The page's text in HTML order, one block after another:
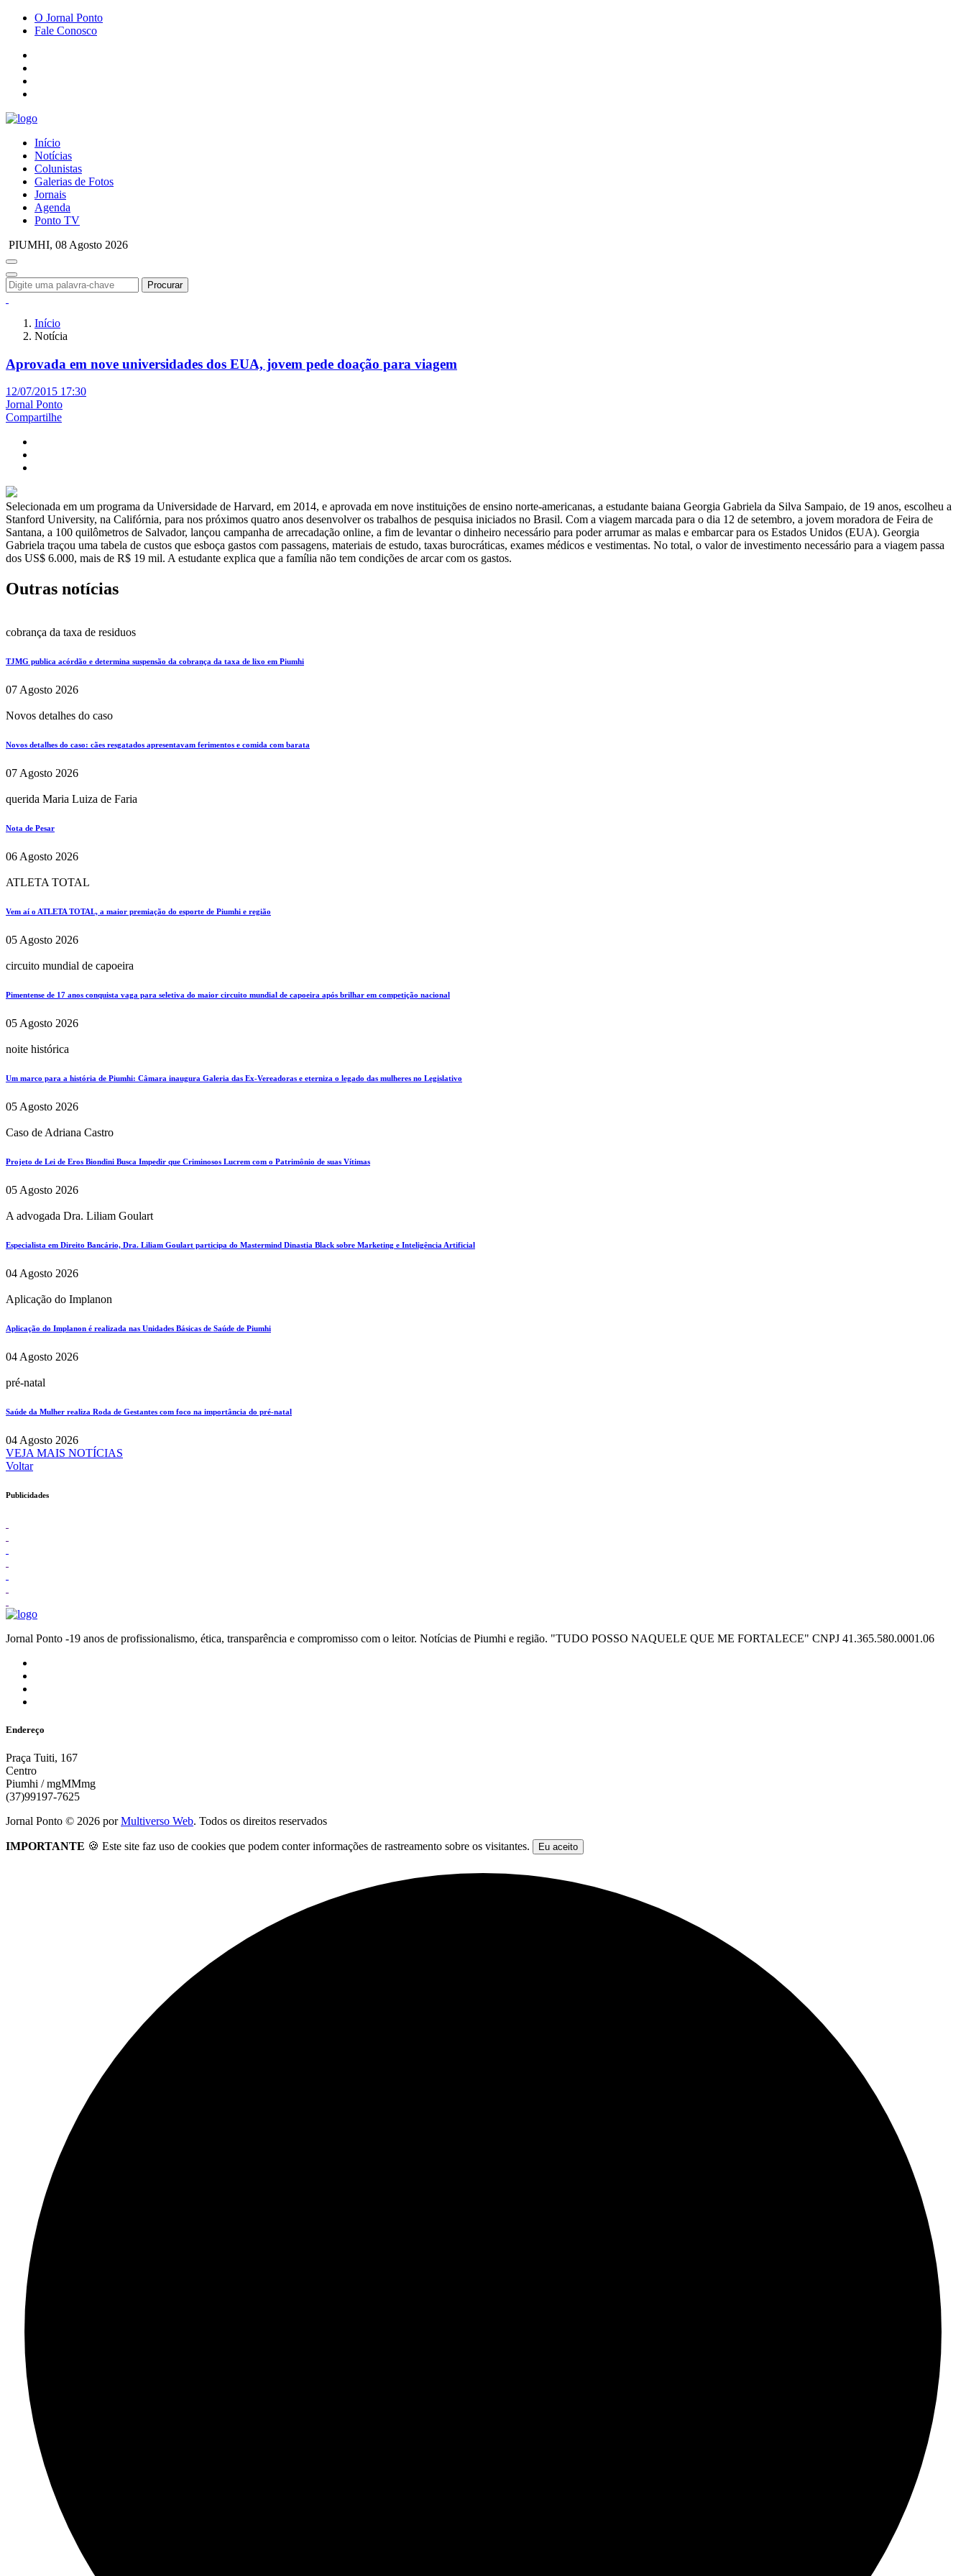
O Jornal Ponto
Fale Conosco
Início
Notícias
Colunistas
Galerias de Fotos
Jornais
Agenda
Ponto TV
PIUMHI, 08 Agosto 2026
Procurar
Início
Notícia
Aprovada em nove universidades dos EUA, jovem pede doação para viagem
12/07/2015 17:30
Jornal Ponto
Compartilhe
Selecionada em um programa da Universidade de Harvard, em 2014, e aprovada em nove instituições de ensino norte-americanas, a estudante baiana Georgia Gabriela da Silva Sampaio, de 19 anos, escolheu a
Stanford University, na Califórnia, para nos próximos quatro anos desenvolver os trabalhos de pesquisa iniciados no Brasil. Com a viagem marcada para o dia 12 de setembro, a jovem moradora de Feira de
Santana, a 100 quilômetros de Salvador, lançou campanha de arrecadação online, a fim de levantar o dinheiro necessário para poder arrumar as malas e embarcar para os Estados Unidos (EUA). Georgia
Gabriela traçou uma tabela de custos que esboça gastos com passagens, materiais de estudo, taxas burocráticas, exames médicos e vestimentas. No total, o valor de investimento necessário para a viagem passa
dos US$ 6.000, mais de R$ 19 mil. A estudante explica que a família não tem condições de arcar com os gastos.
Outras notícias
cobrança da taxa de residuos
TJMG publica acórdão e determina suspensão da cobrança da taxa de lixo em Piumhi
07 Agosto 2026
Novos detalhes do caso
Novos detalhes do caso: cães resgatados apresentavam ferimentos e comida com barata
07 Agosto 2026
querida Maria Luiza de Faria
Nota de Pesar
06 Agosto 2026
ATLETA TOTAL
Vem aí o ATLETA TOTAL, a maior premiação do esporte de Piumhi e região
05 Agosto 2026
circuito mundial de capoeira
Pimentense de 17 anos conquista vaga para seletiva do maior circuito mundial de capoeira após brilhar em competição nacional
05 Agosto 2026
noite histórica
Um marco para a história de Piumhi: Câmara inaugura Galeria das Ex-Vereadoras e eterniza o legado das mulheres no Legislativo
05 Agosto 2026
Caso de Adriana Castro
Projeto de Lei de Eros Biondini Busca Impedir que Criminosos Lucrem com o Patrimônio de suas Vítimas
05 Agosto 2026
A advogada Dra. Liliam Goulart
Especialista em Direito Bancário, Dra. Liliam Goulart participa do Mastermind Dinastia Black sobre Marketing e Inteligência Artificial
04 Agosto 2026
Aplicação do Implanon
Aplicação do Implanon é realizada nas Unidades Básicas de Saúde de Piumhi
04 Agosto 2026
pré-natal
Saúde da Mulher realiza Roda de Gestantes com foco na importância do pré-natal
04 Agosto 2026
VEJA MAIS NOTÍCIAS
Voltar
Publicidades
Jornal Ponto -19 anos de profissionalismo, ética, transparência e compromisso com o leitor. Notícias de Piumhi e região. "TUDO POSSO NAQUELE QUE ME FORTALECE" CNPJ 41.365.580.0001.06
Endereço
Praça Tuiti, 167
Centro
Piumhi / mgMMmg
(37)99197-7625
Jornal Ponto © 2026 porMultiverso Web. Todos os direitos reservados
IMPORTANTE 🍪 Este site faz uso de cookies que podem conter informações de rastreamento sobre os visitantes. Eu aceito